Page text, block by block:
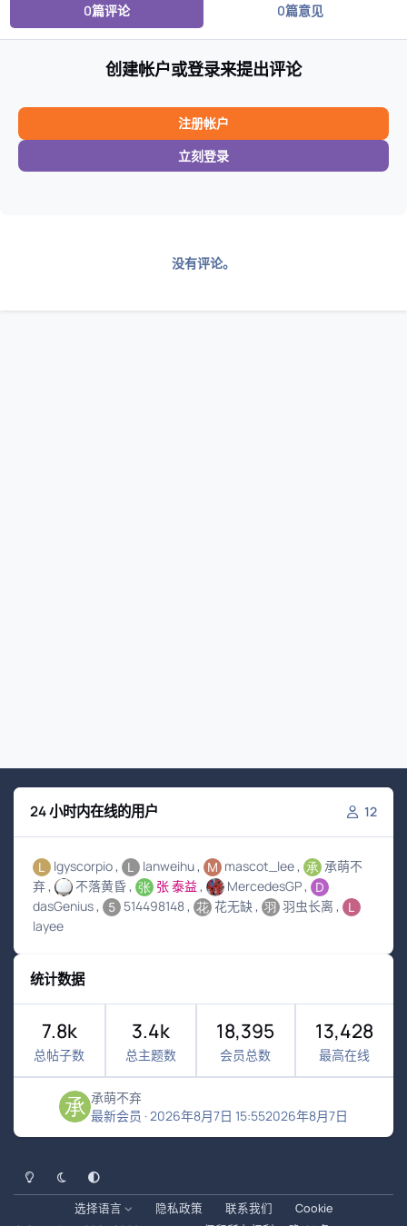
0篇评论 0篇意见
创建帐户或登录来提出评论
注册帐户
立刻登录
没有评论。
24 小时内在线的用户 12
lgyscorpio lanweihu mascot_lee
承萌不
弃
不落黄昏 张 泰益
MercedesGP
dasGenius
514498148 花无缺
羽虫长离
layee
统计数据
7.8k
总帖子数
3.4k
总主题数
18,395
会员总数
13,428
最高在线
承萌不弃
最新会员 ·2026年8月7日 15:552026年8月7日
浅色模式黑暗模式系统偏好
选择语言 隐私政策 联系我们
Cookie